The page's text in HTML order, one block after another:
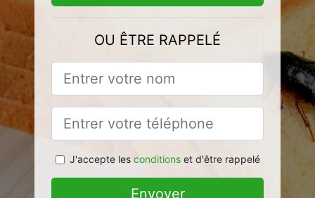
OU ÊTRE RAPPELÉ
J'accepte les conditionset d'être rappelé
Envoyer